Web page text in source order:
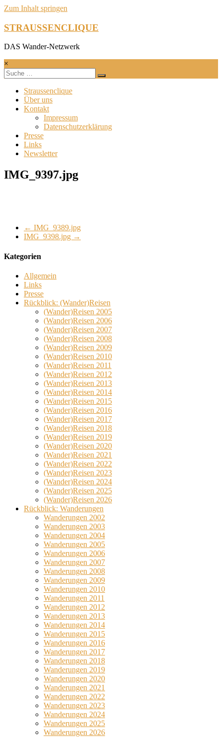
Zum Inhalt springen
STRAUSSENCLIQUE
DAS Wander-Netzwerk
×
Straussenclique
Über uns
Kontakt
Impressum
Datenschutzerklärung
Presse
Links
Newsletter
IMG_9397.jpg
← IMG_9389.jpg
IMG_9398.jpg →
Kategorien
Allgemein
Links
Presse
Rückblick: (Wander)Reisen
(Wander)Reisen 2005
(Wander)Reisen 2006
(Wander)Reisen 2007
(Wander)Reisen 2008
(Wander)Reisen 2009
(Wander)Reisen 2010
(Wander)Reisen 2011
(Wander)Reisen 2012
(Wander)Reisen 2013
(Wander)Reisen 2014
(Wander)Reisen 2015
(Wander)Reisen 2016
(Wander)Reisen 2017
(Wander)Reisen 2018
(Wander)Reisen 2019
(Wander)Reisen 2020
(Wander)Reisen 2021
(Wander)Reisen 2022
(Wander)Reisen 2023
(Wander)Reisen 2024
(Wander)Reisen 2025
(Wander)Reisen 2026
Rückblick: Wanderungen
Wanderungen 2002
Wanderungen 2003
Wanderungen 2004
Wanderungen 2005
Wanderungen 2006
Wanderungen 2007
Wanderungen 2008
Wanderungen 2009
Wanderungen 2010
Wanderungen 2011
Wanderungen 2012
Wanderungen 2013
Wanderungen 2014
Wanderungen 2015
Wanderungen 2016
Wanderungen 2017
Wanderungen 2018
Wanderungen 2019
Wanderungen 2020
Wanderungen 2021
Wanderungen 2022
Wanderungen 2023
Wanderungen 2024
Wanderungen 2025
Wanderungen 2026